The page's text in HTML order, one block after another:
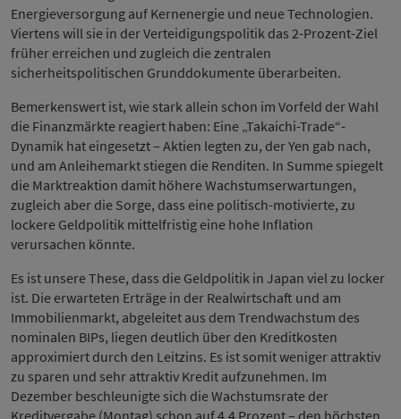
Energieversorgung auf Kernenergie und neue Technologien.
Viertens will sie in der Verteidigungspolitik das 2-Prozent-Ziel
früher erreichen und zugleich die zentralen
sicherheitspolitischen Grunddokumente überarbeiten.
Bemerkenswert ist, wie stark allein schon im Vorfeld der Wahl
die Finanzmärkte reagiert haben: Eine „Takaichi-Trade“-
Dynamik hat eingesetzt – Aktien legten zu, der Yen gab nach,
und am Anleihemarkt stiegen die Renditen. In Summe spiegelt
die Marktreaktion damit höhere Wachstumserwartungen,
zugleich aber die Sorge, dass eine politisch-motivierte, zu
lockere Geldpolitik mittelfristig eine hohe Inflation
verursachen könnte.
Es ist unsere These, dass die Geldpolitik in Japan viel zu locker
ist. Die erwarteten Erträge in der Realwirtschaft und am
Immobilienmarkt, abgeleitet aus dem Trendwachstum des
nominalen BIPs, liegen deutlich über den Kreditkosten
approximiert durch den Leitzins. Es ist somit weniger attraktiv
zu sparen und sehr attraktiv Kredit aufzunehmen. Im
Dezember beschleunigte sich die Wachstumsrate der
Kreditvergabe (Montag) schon auf 4,4 Prozent – den höchsten